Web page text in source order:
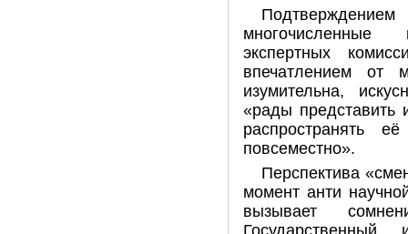
многочисленные
экспертных
впечатлением от
изумительна,
«рады представить
распространять
повсеместно».
Перспектива
момент анти
вызывает